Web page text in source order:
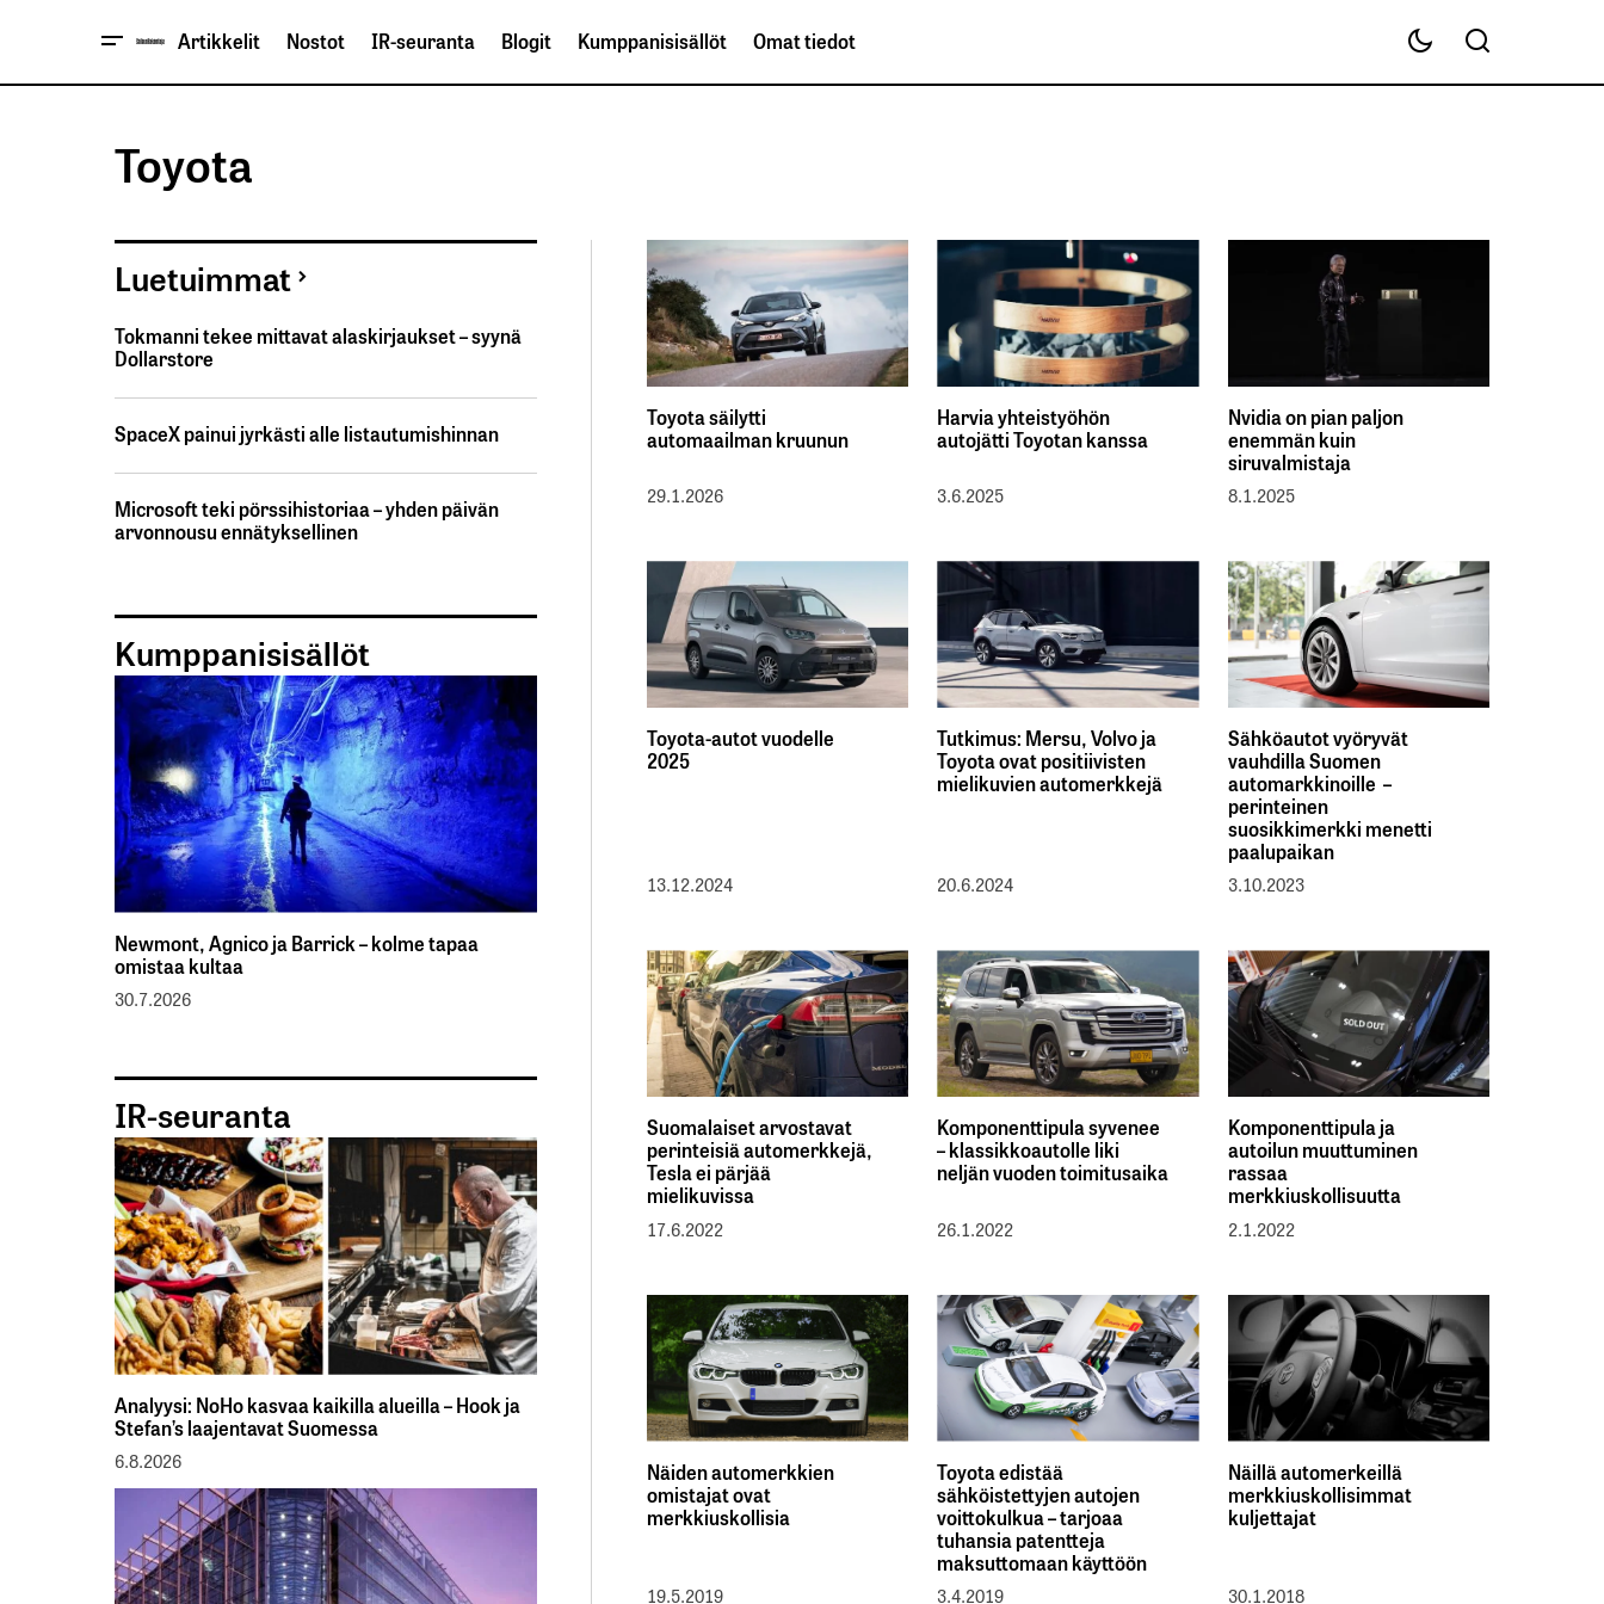
Artikkelit Nostot IR-seuranta Blogit Kumppanisisällöt Omat tiedot
Toyota
Toyota säilytti
automaailman kruunun
29.1.2026
Harvia yhteistyöhön
autojätti Toyotan kanssa
3.6.2025
Nvidia on pian paljon
enemmän kuin
siruvalmistaja
8.1.2025
Toyota-autot vuodelle
2025
13.12.2024
Tutkimus: Mersu, Volvo ja
Toyota ovat positiivisten
mielikuvien automerkkejä
20.6.2024
Sähköautot vyöryvät
vauhdilla Suomen
automarkkinoille –
perinteinen
suosikkimerkki menetti
paalupaikan
3.10.2023
Suomalaiset arvostavat
perinteisiä automerkkejä,
Tesla ei pärjää
mielikuvissa
17.6.2022
Komponenttipula syvenee
– klassikkoautolle liki
neljän vuoden toimitusaika
26.1.2022
Komponenttipula ja
autoilun muuttuminen
rassaa
merkkiuskollisuutta
2.1.2022
Näiden automerkkien
omistajat ovat
merkkiuskollisia
19.5.2019
Toyota edistää
sähköistettyjen autojen
voittokulkua – tarjoaa
tuhansia patentteja
maksuttomaan käyttöön
3.4.2019
Näillä automerkeillä
merkkiuskollisimmat
kuljettajat
30.1.2018
Luetuimmat
Tokmanni tekee mittavat alaskirjaukset – syynä
Dollarstore
SpaceX painui jyrkästi alle listautumishinnan
Microsoft teki pörssihistoriaa – yhden päivän
arvonnousu ennätyksellinen
Kumppanisisällöt
Newmont, Agnico ja Barrick – kolme tapaa
omistaa kultaa
30.7.2026
IR-seuranta
Analyysi: NoHo kasvaa kaikilla alueilla – Hook ja
Stefan’s laajentavat Suomessa
6.8.2026